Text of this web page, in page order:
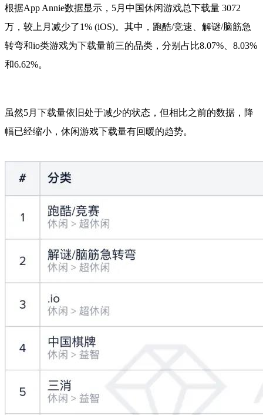
根据App Annie数据显示，5月中国休闲游戏总下载量 3072
万，较上月减少了1% (iOS)。其中，跑酷/竞速、解谜/脑筋急
转弯和io类游戏为下载量前三的品类，分别占比8.07%、8.03%
和6.62%。
虽然5月下载量依旧处于减少的状态，但相比之前的数据，降
幅已经缩小，休闲游戏下载量有回暖的趋势。